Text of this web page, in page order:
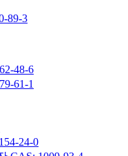
89-3
48-6
61-1
24-0